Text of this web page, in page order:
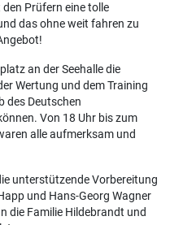
Prüfern eine tolle
das ohne weit fahren zu
an der Seehalle die
Wertung und dem Training
des Deutschen
Von 18 Uhr bis zum
alle aufmerksam und
unterstützende Vorbereitung
und Hans-Georg Wagner
die Familie Hildebrandt und